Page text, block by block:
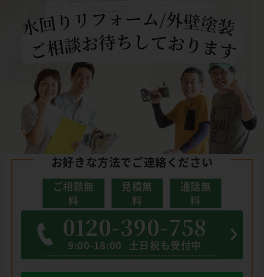
お好きな方法でご連絡ください
0120-390-758
9:00-18:00 土日祝も受付中
ご相談無
料
見積無
料
通話無
料